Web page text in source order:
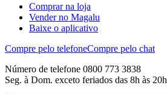
Comprar na loja
Vender no Magalu
Baixe o aplicativo
Compre pelo telefoneCompre pelo chat
Número de telefone 0800 773 3838
Seg. à Dom. exceto feriados das 8h às 20h